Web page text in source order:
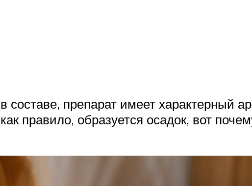
составе, препарат имеет характерный
правило, образуется осадок, вот